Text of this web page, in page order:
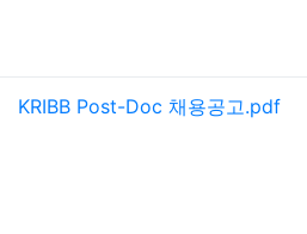
KRIBB Post-Doc 채용공고.pdf